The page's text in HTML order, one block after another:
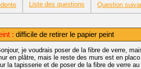
Liste des questions Question
: difficile de retirer le papier peint
je voudrais poser de la fibre de verre,
en plâtre, mais le reste des murs est en
la tapisserie et de poser de la fibre de verre